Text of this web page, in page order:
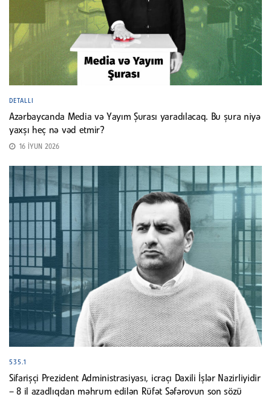
DETALLI
Azərbaycanda Media və Yayım Şurası yaradılacaq. Bu şura niyə
yaxşı heç nə vəd etmir?
16 İYUN 2026
535.1
Sifarişçi Prezident Administrasiyası, icraçı Daxili İşlər Nazirliyidir
– 8 il azadlıqdan məhrum edilən Rüfət Səfərovun son sözü